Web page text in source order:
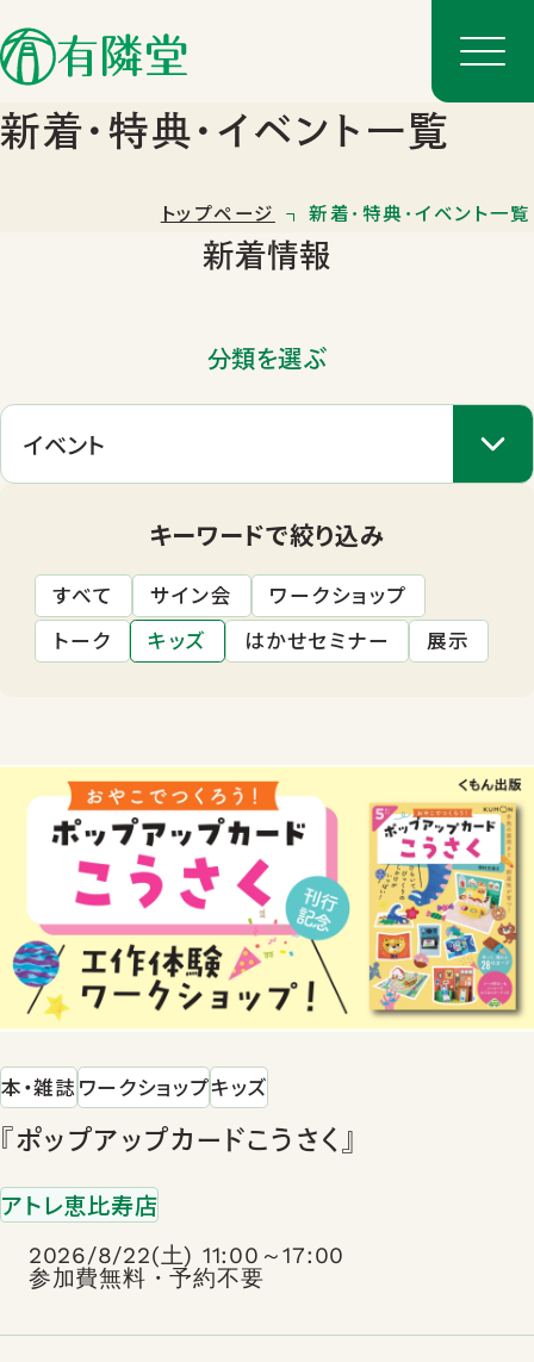
店舗一覧
新着･特典･イベント一覧
トップページ 新着･特典･イベント一覧
新着情報
分類を選ぶ
キーワードで絞り込み
すべて サイン会
ワークショップ
トーク
キッズ はかせセミナー 展示
本・雑誌 ワークショップキッズ
『ポップアップカードこうさく』
アトレ恵比寿店
2026/8/22(土) 11:00～17:00
参加費無料・予約不要